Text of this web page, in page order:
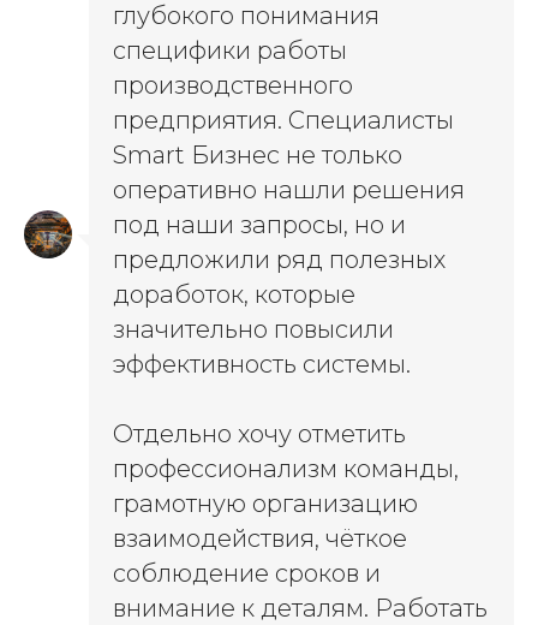
глубокого понимания
специфики работы
производственного
предприятия. Специалисты
Smart Бизнес не только
оперативно нашли решения
под наши запросы, но и
предложили ряд полезных
доработок, которые
значительно повысили
эффективность системы.
Отдельно хочу отметить
профессионализм команды,
грамотную организацию
взаимодействия, чёткое
соблюдение сроков и
внимание к деталям. Работать